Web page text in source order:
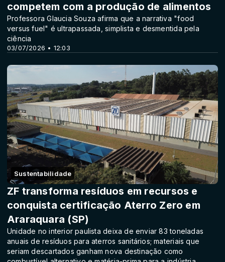
03/07/2026 • 12:03
competem com a produção de alimentos
Professora Glaucia Souza afirma que a narrativa "food
versus fuel" é ultrapassada, simplista e desmentida pela
ciência
Sustentabilidade
ZF transforma resíduos em recursos e
conquista certificação Aterro Zero em
Araraquara (SP)
Unidade no interior paulista deixa de enviar 83 toneladas
anuais de resíduos para aterros sanitários; materiais que
seriam descartados ganham nova destinação como